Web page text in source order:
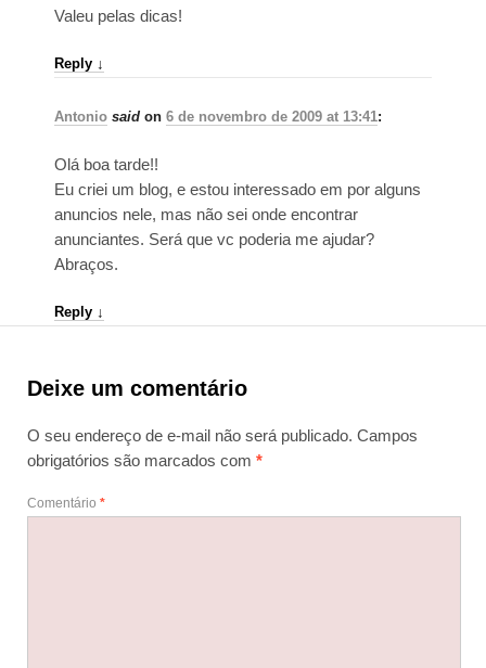
Valeu pelas dicas!
Reply ↓
Antonio said on 6 de novembro de 2009 at 13:41:
Olá boa tarde!!
Eu criei um blog, e estou interessado em por alguns
anuncios nele, mas não sei onde encontrar
anunciantes. Será que vc poderia me ajudar?
Abraços.
Reply ↓
Deixe um comentário
O seu endereço de e-mail não será publicado. Campos
obrigatórios são marcados com *
Comentário *